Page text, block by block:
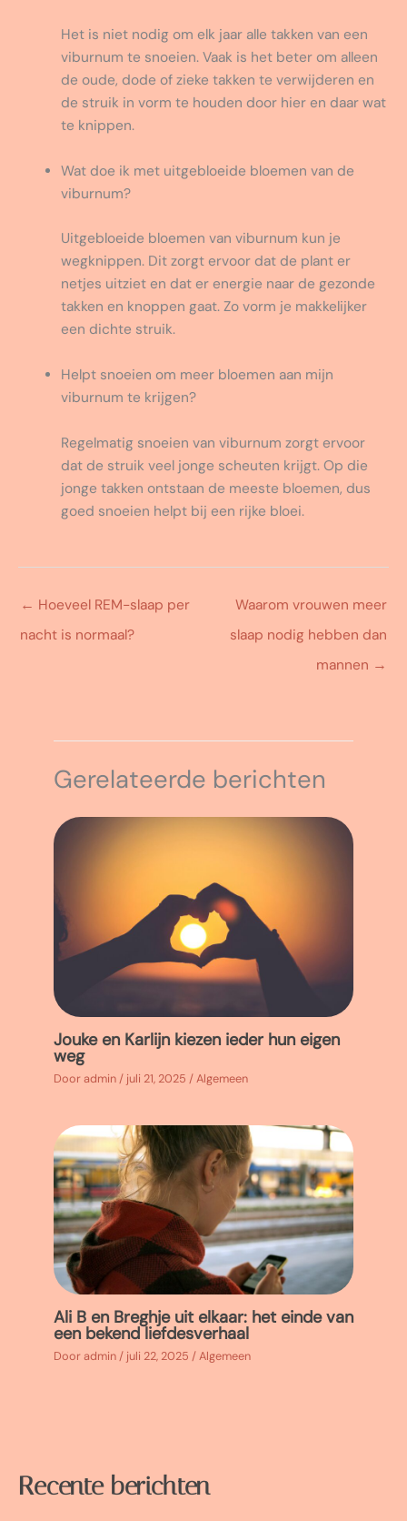
Het is niet nodig om elk jaar alle takken van een
viburnum te snoeien. Vaak is het beter om alleen
de oude, dode of zieke takken te verwijderen en
de struik in vorm te houden door hier en daar wat
te knippen.
Wat doe ik met uitgebloeide bloemen van de
viburnum?
Uitgebloeide bloemen van viburnum kun je
wegknippen. Dit zorgt ervoor dat de plant er
netjes uitziet en dat er energie naar de gezonde
takken en knoppen gaat. Zo vorm je makkelijker
een dichte struik.
Helpt snoeien om meer bloemen aan mijn
viburnum te krijgen?
Regelmatig snoeien van viburnum zorgt ervoor
dat de struik veel jonge scheuten krijgt. Op die
jonge takken ontstaan de meeste bloemen, dus
goed snoeien helpt bij een rijke bloei.
← Hoeveel REM-slaap per
nacht is normaal?
Waarom vrouwen meer
slaap nodig hebben dan
mannen →
Gerelateerde berichten
Jouke en Karlijn kiezen ieder hun eigen
weg
Dooradmin / juli 21, 2025 /Algemeen
Ali B en Breghje uit elkaar: het einde van
een bekend liefdesverhaal
Dooradmin / juli 22, 2025 /Algemeen
Recente berichten